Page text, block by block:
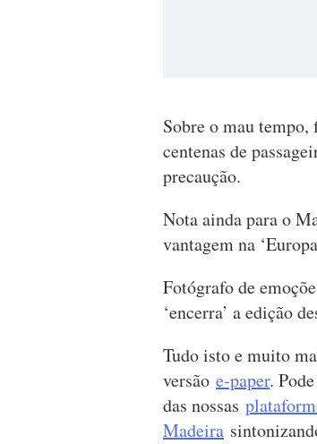
Sobre o mau tempo,
centenas de
precaução.
Nota ainda para o
vantagem na
Fotógrafo de
‘encerra’ a edição
Tudo isto e muito
versão e-paper.
das nossas
Madeira